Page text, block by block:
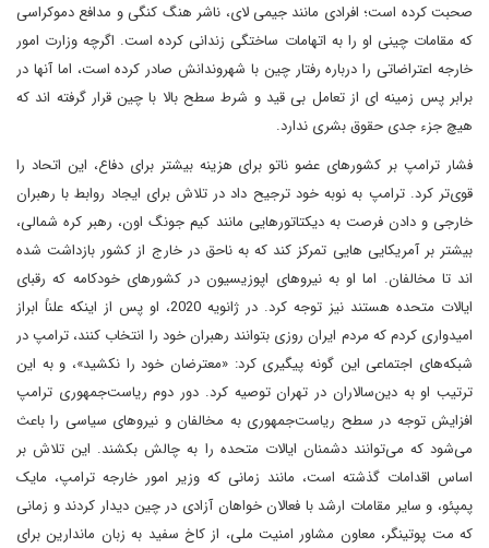
صحبت کرده است؛ افرادی مانند جیمی لای، ناشر هنگ کنگی و مدافع دموکراسی
که مقامات چینی او را به اتهامات ساختگی زندانی کرده است. اگرچه وزارت امور
خارجه اعتراضاتی را درباره رفتار چین با شهروندانش صادر کرده است، اما آنها در
برابر پس زمینه ای از تعامل بی قید و شرط سطح بالا با چین قرار گرفته اند که
هیچ جزء جدی حقوق بشری ندارد.
فشار ترامپ بر کشورهای عضو ناتو برای هزینه بیشتر برای دفاع، این اتحاد را
قوی‌تر کرد. ترامپ به نوبه خود ترجیح داد در تلاش برای ایجاد روابط با رهبران
خارجی و دادن فرصت به دیکتاتورهایی مانند کیم جونگ اون، رهبر کره شمالی،
بیشتر بر آمریکایی هایی تمرکز کند که به ناحق در خارج از کشور بازداشت شده
اند تا مخالفان. اما او به نیروهای اپوزیسیون در کشورهای خودکامه که رقبای
ایالات متحده هستند نیز توجه کرد. در ژانویه 2020، او پس از اینکه علناً ابراز
امیدواری کردم که مردم ایران روزی بتوانند رهبران خود را انتخاب کنند، ترامپ در
شبکه‌های اجتماعی این گونه پیگیری کرد: «معترضان خود را نکشید»، و به این
ترتیب او به دین‌سالاران در تهران توصیه کرد. دور دوم ریاست‌جمهوری ترامپ
افزایش توجه در سطح ریاست‌جمهوری به مخالفان و نیروهای سیاسی را باعث
می‌شود که می‌توانند دشمنان ایالات متحده را به چالش بکشند. این تلاش بر
اساس اقدامات گذشته است، مانند زمانی که وزیر امور خارجه ترامپ، مایک
پمپئو، و سایر مقامات ارشد با فعالان خواهان آزادی در چین دیدار کردند و زمانی
که مت پوتینگر، معاون مشاور امنیت ملی، از کاخ سفید به زبان ماندارین برای